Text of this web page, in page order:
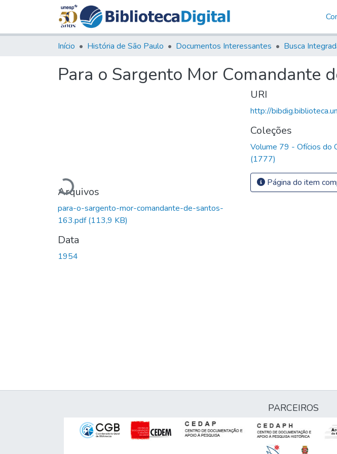
Início História de São Paulo Documentos Interessantes Busca
Para o Sargento Mor Comandante
Carregando...
Arquivos
para-o-sargento-mor-comandante-de-santos-
163.pdf(113,9 KB)
Data
1954
URI
http://
Coleções
Volume 79 - Ofícios do
(1777)
Página do item
PARCEIROS